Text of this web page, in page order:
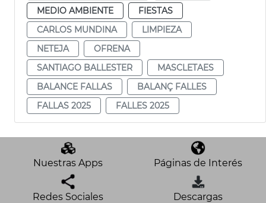
MEDIO AMBIENTE
FIESTAS
CARLOS MUNDINA
LIMPIEZA
NETEJA
OFRENA
SANTIAGO BALLESTER
MASCLETAES
BALANCE FALLAS
BALANÇ FALLES
FALLAS 2025
FALLES 2025
Nuestras Apps Páginas de Interés
Redes Sociales Descargas